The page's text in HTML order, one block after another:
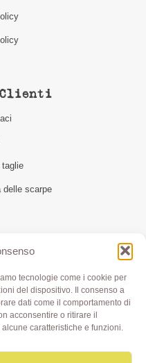
tecnologie come i cookie per
del dispositivo. Il consenso a
dati come il comportamento di
acconsentire o ritirare il
caratteristiche e funzioni.
delle scarpe